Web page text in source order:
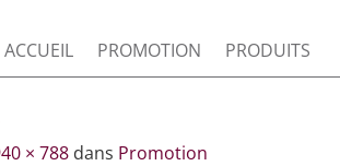
ACCUEIL PROMOTION PRODUITS
× 788dans Promotion